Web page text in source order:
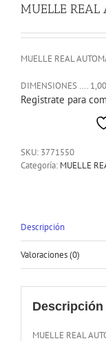
MUELLE REAL
MUELLE REAL
DIMENSIONES ….
Registrate para
SKU: 3771550
Categoría: MUELLE
Descripción
Valoraciones (0)
Descripción
MUELLE REAL